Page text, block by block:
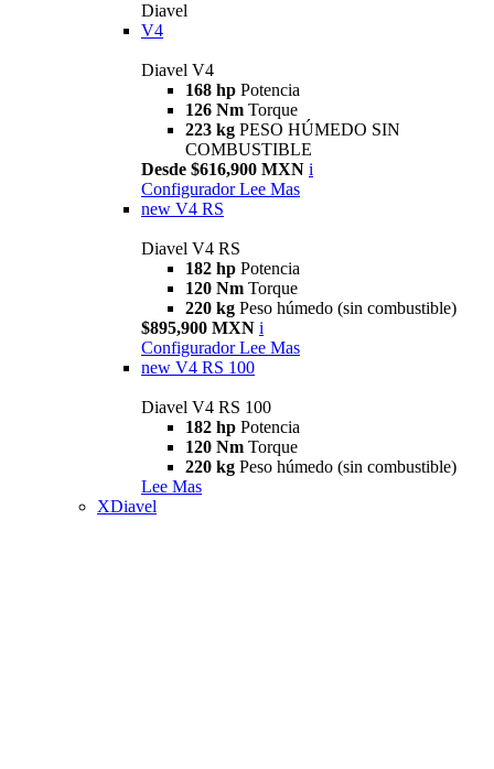
Diavel
V4
Diavel V4
168 hp Potencia
126 Nm Torque
223 kg PESO HÚMEDO SIN
COMBUSTIBLE
Desde $616,900 MXN i
Configurador Lee Mas
new V4 RS
Diavel V4 RS
182 hp Potencia
120 Nm Torque
220 kg Peso húmedo (sin combustible)
$895,900 MXN i
Configurador Lee Mas
new V4 RS 100
Diavel V4 RS 100
182 hp Potencia
120 Nm Torque
220 kg Peso húmedo (sin combustible)
Lee Mas
XDiavel